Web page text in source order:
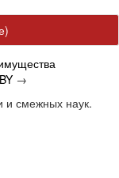
→
и смежных наук.